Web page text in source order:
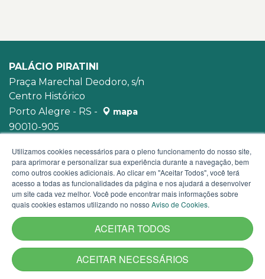
PALÁCIO PIRATINI
Praça Marechal Deodoro, s/n
Centro Histórico
Porto Alegre - RS -
mapa
90010-905
Termos de Uso
Utilizamos cookies necessários para o pleno funcionamento do nosso site,
para aprimorar e personalizar sua experiência durante a navegação, bem
como outros cookies adicionais. Ao clicar em "Aceitar Todos", você terá
acesso a todas as funcionalidades da página e nos ajudará a desenvolver
um site cada vez melhor. Você pode encontrar mais informações sobre
quais cookies estamos utilizando no nosso Aviso de Cookies.
ACEITAR TODOS
ACEITAR NECESSÁRIOS